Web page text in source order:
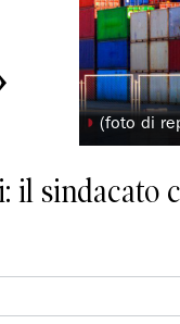
◗ (foto di
sindacato